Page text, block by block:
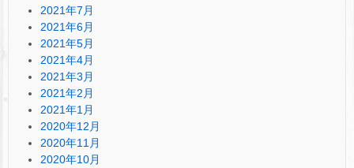
2021年7月
2021年6月
2021年5月
2021年4月
2021年3月
2021年2月
2021年1月
2020年12月
2020年11月
2020年10月